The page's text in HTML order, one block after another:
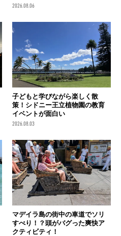
2026.08.06
子どもと学びながら楽しく散
策！シドニー王立植物園の教育
イベントが面白い
2026.08.03
マデイラ島の街中の車道でソリ
すべり！？頭がバグった爽快ア
クティビティ！